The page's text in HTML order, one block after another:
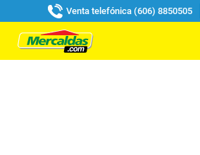
Venta telefónica (606) 8850505